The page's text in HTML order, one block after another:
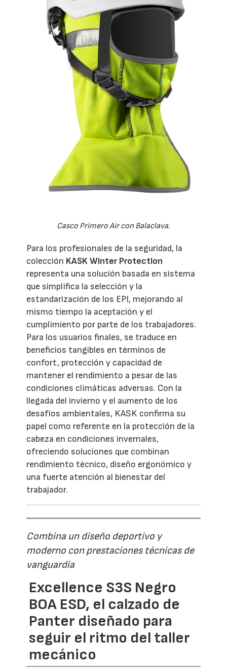
Casco Primero Air con Balaclava.
Para los profesionales de la seguridad, la
colección KASK Winter Protection
representa una solución basada en sistema
que simplifica la selección y la
estandarización de los EPI, mejorando al
mismo tiempo la aceptación y el
cumplimiento por parte de los trabajadores.
Para los usuarios finales, se traduce en
beneficios tangibles en términos de
confort, protección y capacidad de
mantener el rendimiento a pesar de las
condiciones climáticas adversas. Con la
llegada del invierno y el aumento de los
desafíos ambientales, KASK confirma su
papel como referente en la protección de la
cabeza en condiciones invernales,
ofreciendo soluciones que combinan
rendimiento técnico, diseño ergonómico y
una fuerte atención al bienestar del
trabajador.
Combina un diseño deportivo y
moderno con prestaciones técnicas de
vanguardia
Excellence S3S Negro
BOA ESD, el calzado de
Panter diseñado para
seguir el ritmo del taller
mecánico